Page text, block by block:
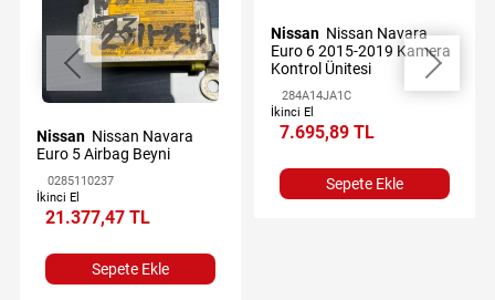
Nissan
Euro 5 Airbag Beyni
0285110237
İkinci El
21.377,47 TL
Sepete Ekle
Nissan
Euro 6 2015-2019 Kamera
Kontrol Ünitesi
284A14JA1C
İkinci El
7.695,89 TL
Sepete Ekle